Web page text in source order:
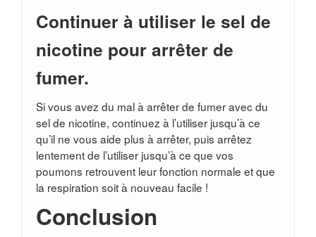
Continuer à utiliser le sel de
nicotine pour arrêter de
fumer.
Si vous avez du mal à arrêter de fumer avec du
sel de nicotine, continuez à l’utiliser jusqu’à ce
qu’il ne vous aide plus à arrêter, puis arrêtez
lentement de l’utiliser jusqu’à ce que vos
poumons retrouvent leur fonction normale et que
la respiration soit à nouveau facile !
Conclusion